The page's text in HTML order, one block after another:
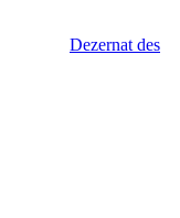
Dezernat des